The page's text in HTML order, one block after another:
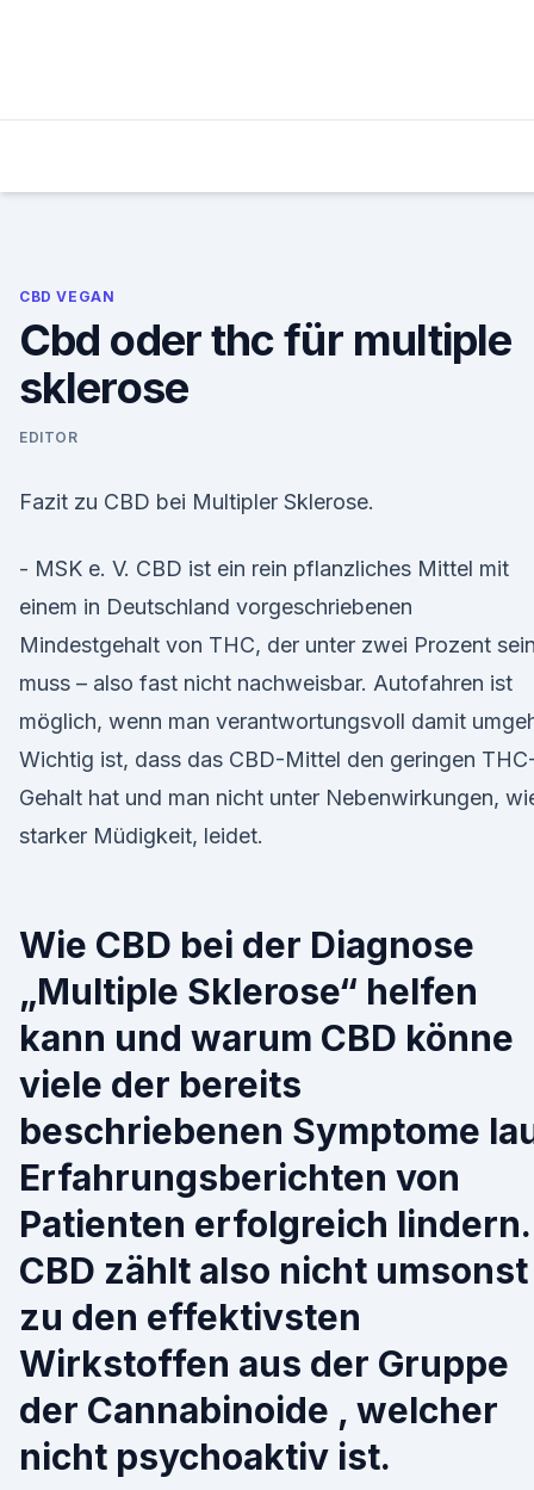
CBD VEGAN
Cbd oder thc für multiple
sklerose
EDITOR
Fazit zu CBD bei Multipler Sklerose.
- MSK e. V. CBD ist ein rein pflanzliches Mittel mit
einem in Deutschland vorgeschriebenen
Mindestgehalt von THC, der unter zwei Prozent sein
muss – also fast nicht nachweisbar. Autofahren ist
möglich, wenn man verantwortungsvoll damit
Wichtig ist, dass das CBD-Mittel den geringen
Gehalt hat und man nicht unter Nebenwirkungen,
starker Müdigkeit, leidet.
Wie CBD bei der Diagnose
„Multiple Sklerose“ helfen
kann und warum CBD könne
viele der bereits
beschriebenen Symptome
Erfahrungsberichten von
Patienten erfolgreich lindern.
CBD zählt also nicht umsonst
zu den effektivsten
Wirkstoffen aus der Gruppe
der Cannabinoide , welcher
nicht psychoaktiv ist.